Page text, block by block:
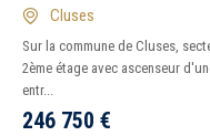
Cluses
Sur la commune de Cluses,
2ème étage avec ascenseur
entr...
246 750 €